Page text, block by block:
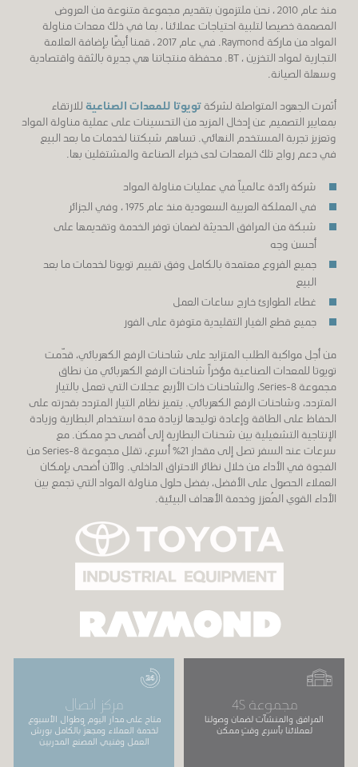
منذ عام 2010 ، نحن ملتزمون بتقديم مجموعة متنوعة من العروض
المصممة خصيصا لتلبية احتياجات عملائنا ، بما في ذلك معدات مناولة
المواد من ماركة Raymond. في عام 2017 ، قمنا أيضًا بإضافة العلامة
التجارية لمواد التخزين ، BT. محفظة منتجاتنا هي جديرة بالثقة واقتصادية
وسهلة الصيانة.
أثمرت الجهود المتواصلة لشركةتويوتا للمعدات الصناعية للارتقاء
بمعايير التصميم عن إدخال المزيد من التحسينات على عملية مناولة المواد
وتعزيز تجربة المستخدم النهائي. تساهم شبكتنا لخدمات ما بعد البيع
في دعم رواج تلك المعدات لدى خبراء الصناعة والمشتغلين بها.
شركة رائدة عالمياً في عمليات مناولة المواد
في المملكة العربية السعودية منذ عام 1975 ، وفي الجزائر
شبكة من المرافق الحديثة لضمان توفر الخدمة وتقديمها على
أحسن وجه
جميع الفروع معتمدة بالكامل وفق تقييم تويوتا لخدمات ما بعد
البيع
غطاء الطوارئ خارج ساعات العمل
جميع قطع الغيار التقليدية متوفرة على الفور
من أجل مواكبة الطلب المتزايد على شاحنات الرفع الكهربائي، قدّمت
تويوتا للمعدات الصناعية مؤخراً شاحنات الرفع الكهربائي من نطاق
مجموعة 8-Series، والشاحنات ذات الأربع عجلات التي تعمل بالتيار
المتردد، وشاحنات الرفع الكهربائي. يتميز نظام التيار المتردد بقدرته على
الحفاظ على الطاقة وإعادة توليدها لزيادة مدة استخدام البطارية وزيادة
الإنتاجية التشغيلية بين شحنات البطارية إلى أقصى حدٍ ممكن. مع
سرعات عند السفر تصل إلى مقدار 21% أسرع، تقلل مجموعة 8-Series من
الفجوة في الأداء من خلال نظائر الاحتراق الداخلي. والآن أضحى بإمكان
العملاء الحصول على الأفضل، بفضل حلول مناولة المواد التي تجمع بين
الأداء القوي المُعزز وخدمة الأهداف البيئية.
مجموعة 4S
المرافق والمنشآت لضمان وصولنا
لعملائنا بأسرع وقتٍ ممكن
مركز اتصال
متاح على مدار اليوم وطوال الأسبوع
لخدمة العملاء ومجهزٌ بالكامل بورش
العمل وفنيي المصنع المدربين